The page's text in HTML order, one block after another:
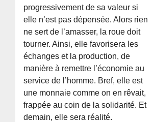
progressivement de sa valeur si
elle n’est pas dépensée. Alors rien
ne sert de l’amasser, la roue doit
tourner. Ainsi, elle favorisera les
échanges et la production, de
manière à remettre l’économie au
service de l’homme. Bref, elle est
une monnaie comme on en rêvait,
frappée au coin de la solidarité. Et
demain, elle sera réalité.